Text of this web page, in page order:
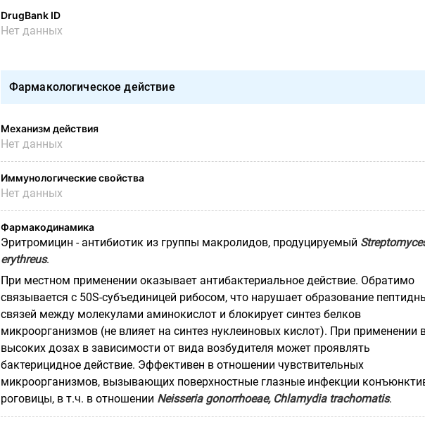
DrugBank ID
Нет данных
Фармакологическое действие
Механизм действия
Нет данных
Иммунологические свойства
Нет данных
Фармакодинамика
Эритромицин - антибиотик из группы макролидов, продуцируемый
erythreus.
При местном применении оказывает антибактериальное действие. Обратимо
связывается с 50S-субъединицей рибосом, что нарушает образование
связей между молекулами аминокислот и блокирует синтез белков
микроорганизмов (не влияет на синтез нуклеиновых кислот). При применении
высоких дозах в зависимости от вида возбудителя может проявлять
бактерицидное действие. Эффективен в отношении чувствительных
микроорганизмов, вызывающих поверхностные глазные инфекции
роговицы, в т.ч. в отношении Neisseria gonorrhoeae, Chlamydia trachomatis.